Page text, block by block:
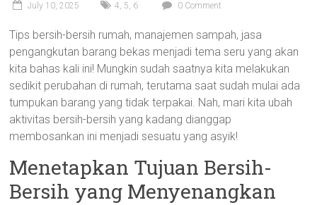
July 10, 2025 4, 5, 6 0 Comment
Tips bersih-bersih rumah, manajemen sampah, jasa
pengangkutan barang bekas menjadi tema seru yang akan
kita bahas kali ini! Mungkin sudah saatnya kita melakukan
sedikit perubahan di rumah, terutama saat sudah mulai ada
tumpukan barang yang tidak terpakai. Nah, mari kita ubah
aktivitas bersih-bersih yang kadang dianggap
membosankan ini menjadi sesuatu yang asyik!
Menetapkan Tujuan Bersih-
Bersih yang Menyenangkan